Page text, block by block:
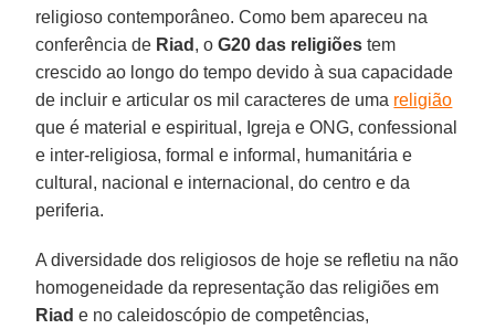
religioso contemporâneo. Como bem apareceu na
conferência de Riad , oG20 das religiões tem
crescido ao longo do tempo devido à sua capacidade
de incluir e articular os mil caracteres de uma religião
que é material e espiritual, Igreja e ONG, confessional
e inter-religiosa, formal e informal, humanitária e
cultural, nacional e internacional, do centro e da
periferia.
A diversidade dos religiosos de hoje se refletiu na não
homogeneidade da representação das religiões em
Riad e no caleidoscópio de competências,